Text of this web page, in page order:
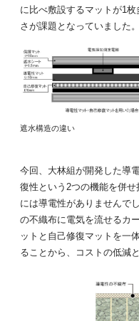
に比べ敷設するマットが1
さが課題となっていました。
遮水構造の違い
今回、大林組が開発した導
復性という2つの機能を併
には導電性がありませんで
の不織布に電気を流せるカ
ットと自己修復マットを一
ることから、コストの低減